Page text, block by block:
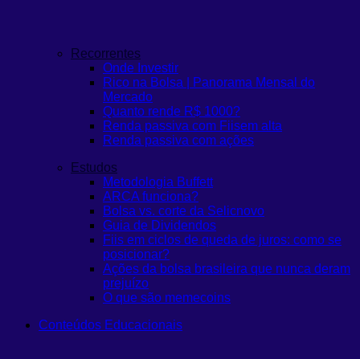
Recorrentes
Onde Investir
Rico na Bolsa | Panorama Mensal do
Mercado
Quanto rende R$ 1000?
Renda passiva com Fiisem alta
Renda passiva com ações
Estudos
Metodologia Buffett
ARCA funciona?
Bolsa vs. corte da Selicnovo
Guia de Dividendos
Fiis em ciclos de queda de juros: como se
posicionar?
Ações da bolsa brasileira que nunca deram
prejuízo
O que são memecoins
Conteúdos Educacionais